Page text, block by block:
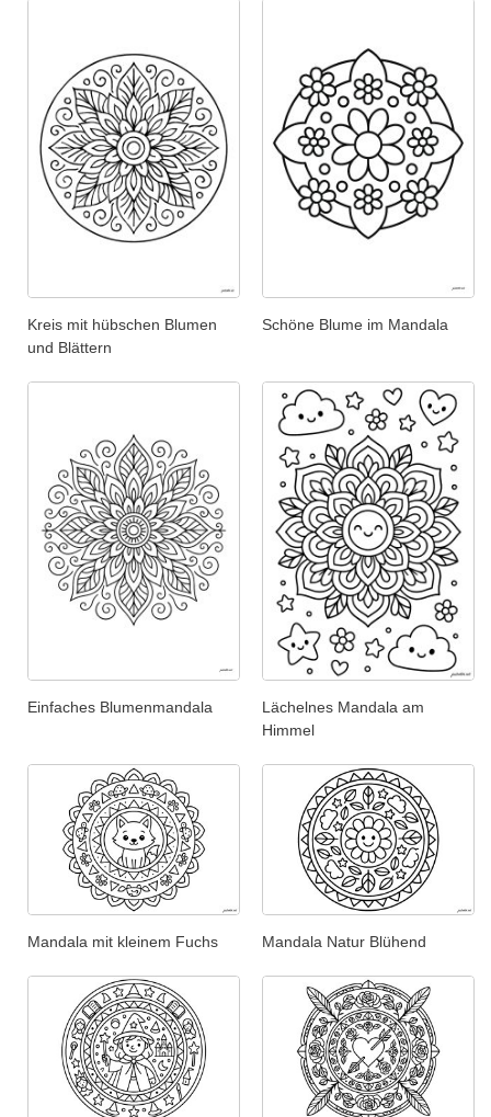
Kreis mit hübschen Blumen
und Blättern
Schöne Blume im Mandala
Einfaches Blumenmandala
Lächelnes Mandala am
Himmel
Mandala mit kleinem Fuchs Mandala Natur Blühend